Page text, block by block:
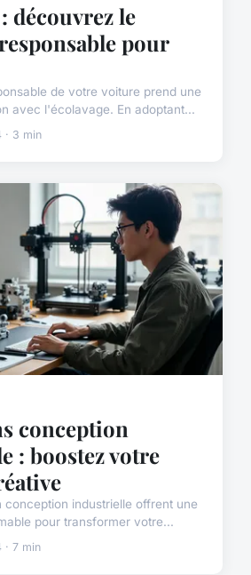
découvrez le
pour
de votre voiture prend une
avec l'écolavage. En adoptant...
· 3 min
conception
: boostez votre
conception industrielle offrent une
pour transformer votre...
7 min